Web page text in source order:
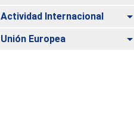
Actividad Internacional
Unión Europea